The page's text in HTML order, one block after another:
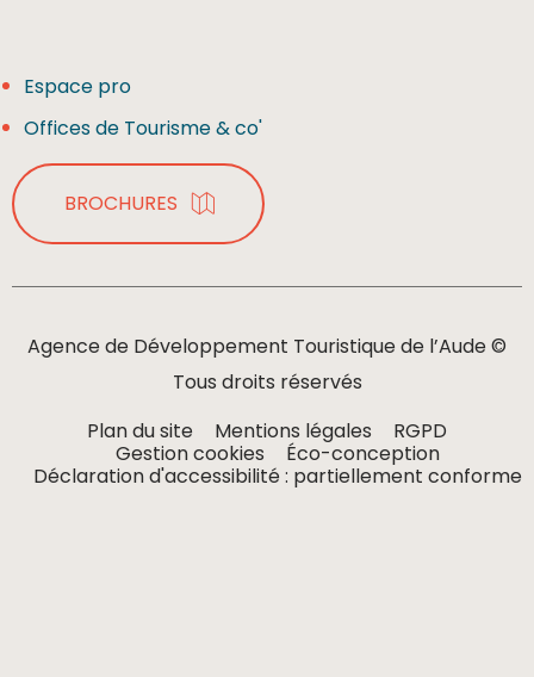
Espace pro
Offices de Tourisme & co'
BROCHURES
Agence de Développement Touristique de l’Aude ©
Tous droits réservés
Plan du site
Mentions légales
RGPD
Gestion cookies
Éco-conception
Déclaration d'accessibilité : partiellement conforme